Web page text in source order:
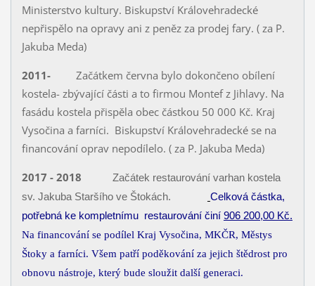
Ministerstvo kultury. Biskupství Královehradecké
nepřispělo na opravy ani z peněz za prodej fary. ( za P.
Jakuba Meda)
2011-Začátkem června bylo dokončeno obílení
kostela- zbývající části a to firmou Montef z Jihlavy. Na
fasádu kostela přispěla obec částkou 50 000 Kč. Kraj
Vysočina a farníci. Biskupství Královehradecké se na
financování oprav nepodílelo. ( za P. Jakuba Meda)
2017 - 2018
Začátek restaurování varhan kostela
sv. Jakuba Staršího ve Štokách.
Celková částka,
potřebná ke kompletnímu restaurování činí 906 200,00 Kč.
Na financování se podílel Kraj Vysočina, MKČR, Městys
Štoky a farníci. Všem patří poděkování za jejich štědrost pro
obnovu nástroje, který bude sloužit další generaci.